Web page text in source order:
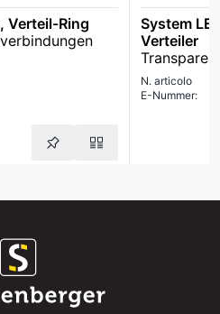
Verteil-Ring
System
Verteiler
N. articolo
E-Nummer: